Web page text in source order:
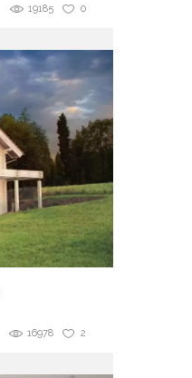
0
19185
2
16978